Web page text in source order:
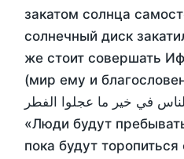
закатом солнца
солнечный диск
же стоит совершать
(мир ему и
في خير ما عجلوا الفطر
«Люди будут
пока будут